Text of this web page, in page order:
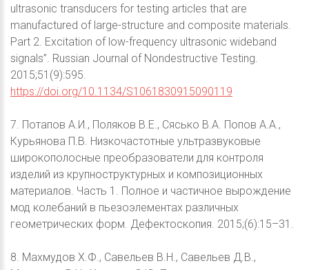
ultrasonic transducers for testing articles that are
manufactured of large-structure and composite materials.
Part 2. Excitation of low-frequency ultrasonic wideband
signals”. Russian Journal of Nondestructive Testing.
2015;51(9):595.
https://doi.org/10.1134/S1061830915090119
7. Потапов А.И., Поляков В.Е., Сясько В.А. Попов А.А.,
Курьянова П.В. Низкочастотные ультразвуковые
широкополосные преобразователи для контроля
изделий из крупноструктурных и композиционных
материалов. Часть 1. Полное и частичное вырождение
мод колебаний в пьезоэлементах различных
геометрических форм. Дефектоскопия. 2015;(6):15–31.
8. Махмудов Х.Ф., Савельев В.Н., Савельев Д.В.,